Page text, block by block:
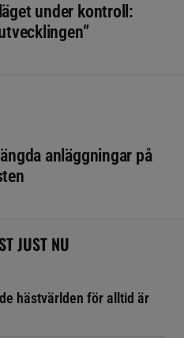
under kontroll:
anläggningar på
JUST NU
hästvärlden för alltid är